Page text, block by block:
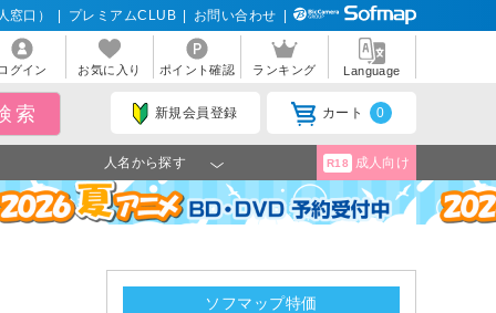
窓口） プレミアムCLUB お問い合わせ
グイン お気に入り ポイント確認 ランキング Language
新規会員登録 カート 0
人名から探す R18 成人向け
ソフマップ特価